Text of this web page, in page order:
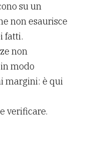
su un
non esaurisce
fatti.
non
modo
margini: è qui
verificare.